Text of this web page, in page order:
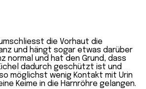
die Vorhaut die
und hängt sogar etwas darüber
normal und hat den Grund, dass
dadurch geschützt ist und
möglichst wenig Kontakt mit Urin
Keime in die Harnröhre gelangen.